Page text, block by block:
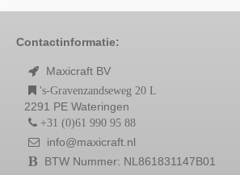
Contactinformatie:
Maxicraft BV
's-Gravenzandseweg 20 L
2291 PE Wateringen
+31 (0)61 990 95 88
info@maxicraft.nl
BTW Nummer: NL861831147B01